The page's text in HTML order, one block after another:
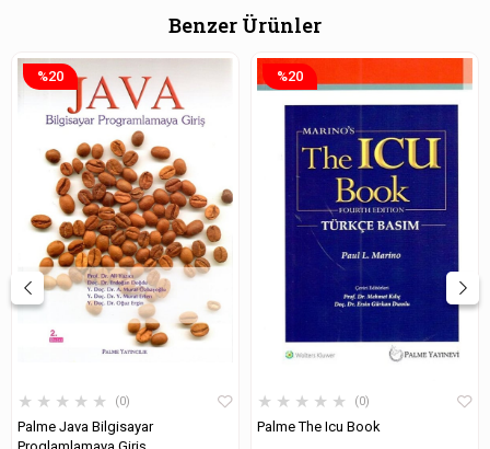
Benzer Ürünler
★ ★ ★ ★ ★ 0
Palme Java Bilgisayar
%20
★ ★ ★ ★ ★ 0
Palme The Icu Book
%20